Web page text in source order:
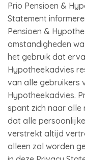
Prio Pensioen &
Statement
Pensioen &
omstandigheden
het gebruik dat
Hypotheekadvies
van alle gebruikers
Hypotheekadvies.
spant zich naar alle
dat alle
verstrekt altijd
alleen zal worden